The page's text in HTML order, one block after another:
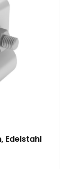
Edelstahl